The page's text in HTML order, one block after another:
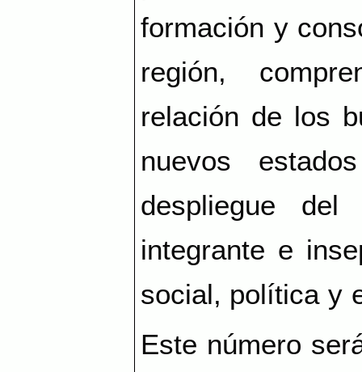
formación y
región,
relación de los
nuevos
despliegue
integrante e
social, política y
Este número